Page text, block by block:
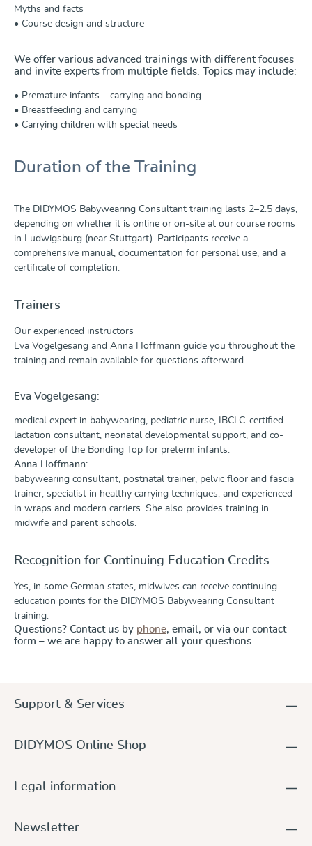
Myths and facts
• Course design and structure
We offer various advanced trainings with different focuses
and invite experts from multiple fields. Topics may include:
• Premature infants – carrying and bonding
• Breastfeeding and carrying
• Carrying children with special needs
Duration of the Training
The DIDYMOS Babywearing Consultant training lasts 2–2.5 days,
depending on whether it is online or on-site at our course rooms
in Ludwigsburg (near Stuttgart). Participants receive a
comprehensive manual, documentation for personal use, and a
certificate of completion.
Trainers
Our experienced instructors
Eva Vogelgesang and Anna Hoffmann guide you throughout the
training and remain available for questions afterward.
Eva Vogelgesang:
medical expert in babywearing, pediatric nurse, IBCLC-certified
lactation consultant, neonatal developmental support, and co-
developer of the Bonding Top for preterm infants.
Anna Hoffmann:
babywearing consultant, postnatal trainer, pelvic floor and fascia
trainer, specialist in healthy carrying techniques, and experienced
in wraps and modern carriers. She also provides training in
midwife and parent schools.
Recognition for Continuing Education Credits
Yes, in some German states, midwives can receive continuing
education points for the DIDYMOS Babywearing Consultant
training.
Questions? Contact us by phone, email, or via our contact
form – we are happy to answer all your questions.
Support & Services
DIDYMOS Online Shop
Legal information
Newsletter